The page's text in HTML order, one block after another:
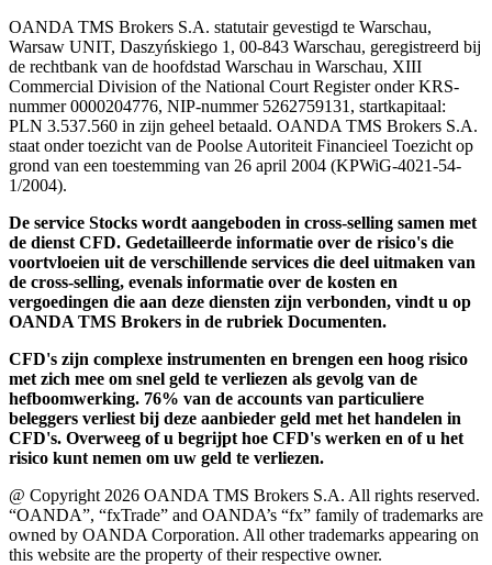
OANDA TMS Brokers S.A. statutair gevestigd te Warschau,
Warsaw UNIT, Daszyńskiego 1, 00-843 Warschau, geregistreerd bij
de rechtbank van de hoofdstad Warschau in Warschau, XIII
Commercial Division of the National Court Register onder KRS-
nummer 0000204776, NIP-nummer 5262759131, startkapitaal:
PLN 3.537.560 in zijn geheel betaald. OANDA TMS Brokers S.A.
staat onder toezicht van de Poolse Autoriteit Financieel Toezicht op
grond van een toestemming van 26 april 2004 (KPWiG-4021-54-
1/2004).
De service Stocks wordt aangeboden in cross-selling samen met
de dienst CFD. Gedetailleerde informatie over de risico's die
voortvloeien uit de verschillende services die deel uitmaken van
de cross-selling, evenals informatie over de kosten en
vergoedingen die aan deze diensten zijn verbonden, vindt u op
OANDA TMS Brokers in de rubriek Documenten.
CFD's zijn complexe instrumenten en brengen een hoog risico
met zich mee om snel geld te verliezen als gevolg van de
hefboomwerking. 76% van de accounts van particuliere
beleggers verliest bij deze aanbieder geld met het handelen in
CFD's. Overweeg of u begrijpt hoe CFD's werken en of u het
risico kunt nemen om uw geld te verliezen.
@ Copyright 2026 OANDA TMS Brokers S.A. All rights reserved.
“OANDA”, “fxTrade” and OANDA’s “fx” family of trademarks are
owned by OANDA Corporation. All other trademarks appearing on
this website are the property of their respective owner.